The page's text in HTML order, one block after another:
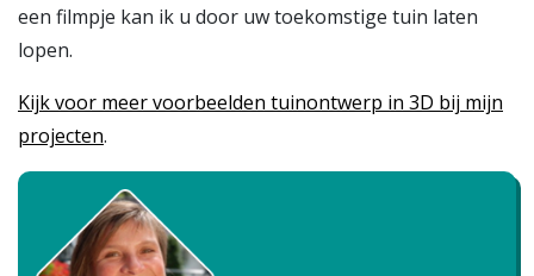
een filmpje kan ik u door uw toekomstige tuin laten
lopen.
Kijk voor meer voorbeelden tuinontwerp in 3D bij mijn
projecten.